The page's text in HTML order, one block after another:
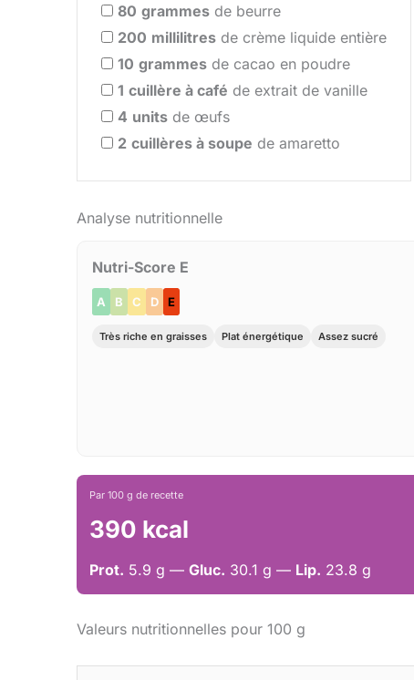
80 grammes de beurre
200 millilitres de crème liquide entière
10 grammes de cacao en poudre
1 cuillère à café de extrait de vanille
4 units de œufs
2 cuillères à soupe de amaretto
Analyse nutritionnelle
Nutri-Score E
A B C D E
Très riche en graisses Plat énergétique Assez sucré
Par 100 g de recette
390 kcal
Prot. 5.9 g — Gluc. 30.1 g — Lip. 23.8 g
Valeurs nutritionnelles pour 100 g